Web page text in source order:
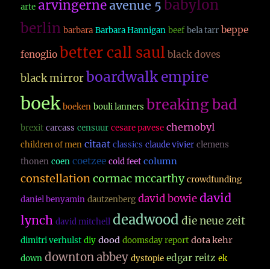
arte arvingerne avenue 5 babylon
berlin barbara Barbara Hannigan beef bela tarr beppe
fenoglio better call saul black doves
black mirror boardwalk empire
boek boeken bouli lanners breaking bad
brexit carcass censuur cesare pavese chernobyl
children of men citaat classics claude vivier clemens
thonen coen coetzee cold feet column
constellationcormac mccarthy crowdfunding
daniel benyamin dautzenberg david bowie david
lynch david mitchell deadwood die neue zeit
dimitri verhulst diy dood doomsday report dota kehr
down downton abbey dystopie edgar reitz ek